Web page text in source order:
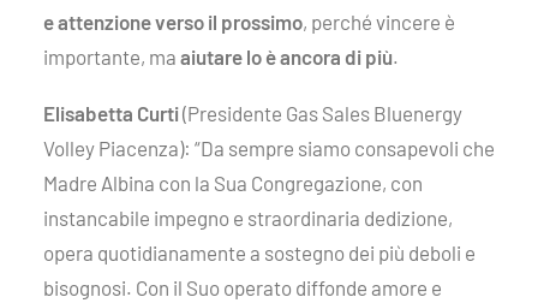
e attenzione verso il prossimo, perché vincere è
importante, ma aiutare lo è ancora di più.
Elisabetta Curti(Presidente Gas Sales Bluenergy
Volley Piacenza): “Da sempre siamo consapevoli che
Madre Albina con la Sua Congregazione, con
instancabile impegno e straordinaria dedizione,
opera quotidianamente a sostegno dei più deboli e
bisognosi. Con il Suo operato diffonde amore e